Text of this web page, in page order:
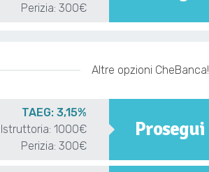
Perizia: 300€
Altre opzioni CheBanca!
TAEG: 3,15%
Istruttoria: 1000€
Perizia: 300€
Prosegui